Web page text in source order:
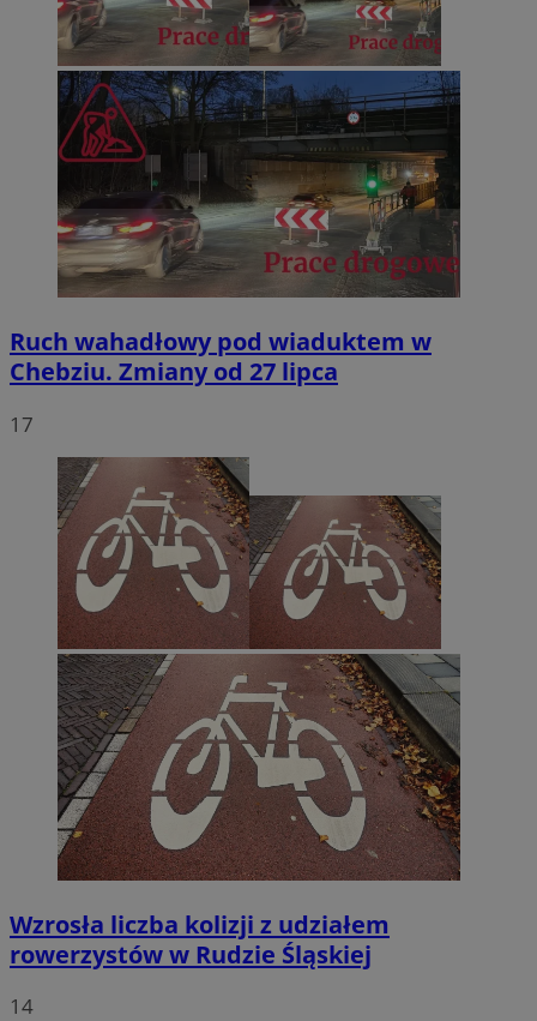
Ruch wahadłowy pod wiaduktem w
Chebziu. Zmiany od 27 lipca
17
Wzrosła liczba kolizji z udziałem
rowerzystów w Rudzie Śląskiej
14